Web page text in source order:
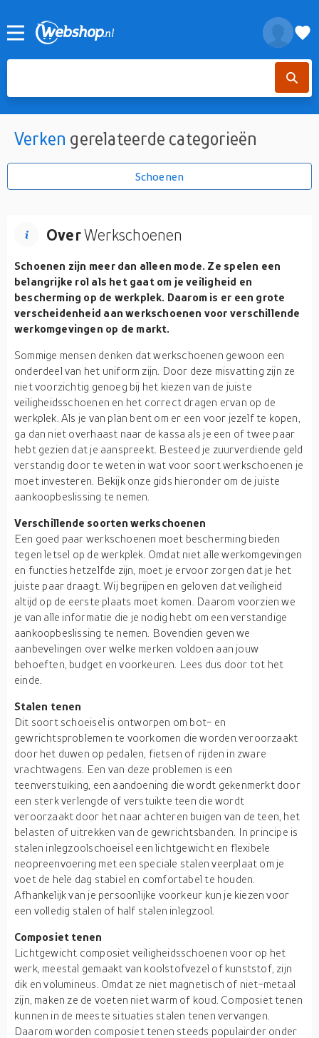
Verken gerelateerde categorieën
Schoenen
OverWerkschoenen
Schoenen zijn meer dan alleen mode. Ze spelen een
belangrijke rol als het gaat om je veiligheid en
bescherming op de werkplek. Daarom is er een grote
verscheidenheid aan werkschoenen voor verschillende
werkomgevingen op de markt.
Sommige mensen denken dat werkschoenen gewoon een
onderdeel van het uniform zijn. Door deze misvatting zijn ze
niet voorzichtig genoeg bij het kiezen van de juiste
veiligheidsschoenen en het correct dragen ervan op de
werkplek. Als je van plan bent om er een voor jezelf te kopen,
ga dan niet overhaast naar de kassa als je een of twee paar
hebt gezien dat je aanspreekt. Besteed je zuurverdiende geld
verstandig door te weten in wat voor soort werkschoenen je
moet investeren. Bekijk onze gids hieronder om de juiste
aankoopbeslissing te nemen.
Verschillende soorten werkschoenen
Een goed paar werkschoenen moet bescherming bieden
tegen letsel op de werkplek. Omdat niet alle werkomgevingen
en functies hetzelfde zijn, moet je ervoor zorgen dat je het
juiste paar draagt. Wij begrijpen en geloven dat veiligheid
altijd op de eerste plaats moet komen. Daarom voorzien we
je van alle informatie die je nodig hebt om een verstandige
aankoopbeslissing te nemen. Bovendien geven we
aanbevelingen over welke merken voldoen aan jouw
behoeften, budget en voorkeuren. Lees dus door tot het
einde.
Stalen tenen
Dit soort schoeisel is ontworpen om bot- en
gewrichtsproblemen te voorkomen die worden veroorzaakt
door het duwen op pedalen, fietsen of rijden in zware
vrachtwagens. Een van deze problemen is een
teenverstuiking, een aandoening die wordt gekenmerkt door
een sterk verlengde of verstuikte teen die wordt
veroorzaakt door het naar achteren buigen van de teen, het
belasten of uitrekken van de gewrichtsbanden. In principe is
stalen inlegzoolschoeisel een lichtgewicht en flexibele
neopreenvoering met een speciale stalen veerplaat om je
voet de hele dag stabiel en comfortabel te houden.
Afhankelijk van je persoonlijke voorkeur kun je kiezen voor
een volledig stalen of half stalen inlegzool.
Composiet tenen
Lichtgewicht composiet veiligheidsschoenen voor op het
werk, meestal gemaakt van koolstofvezel of kunststof, zijn
dik en volumineus. Omdat ze niet magnetisch of niet-metaal
zijn, maken ze de voeten niet warm of koud. Composiet tenen
kunnen in de meeste situaties stalen tenen vervangen.
Daarom worden composiet tenen steeds populairder onder